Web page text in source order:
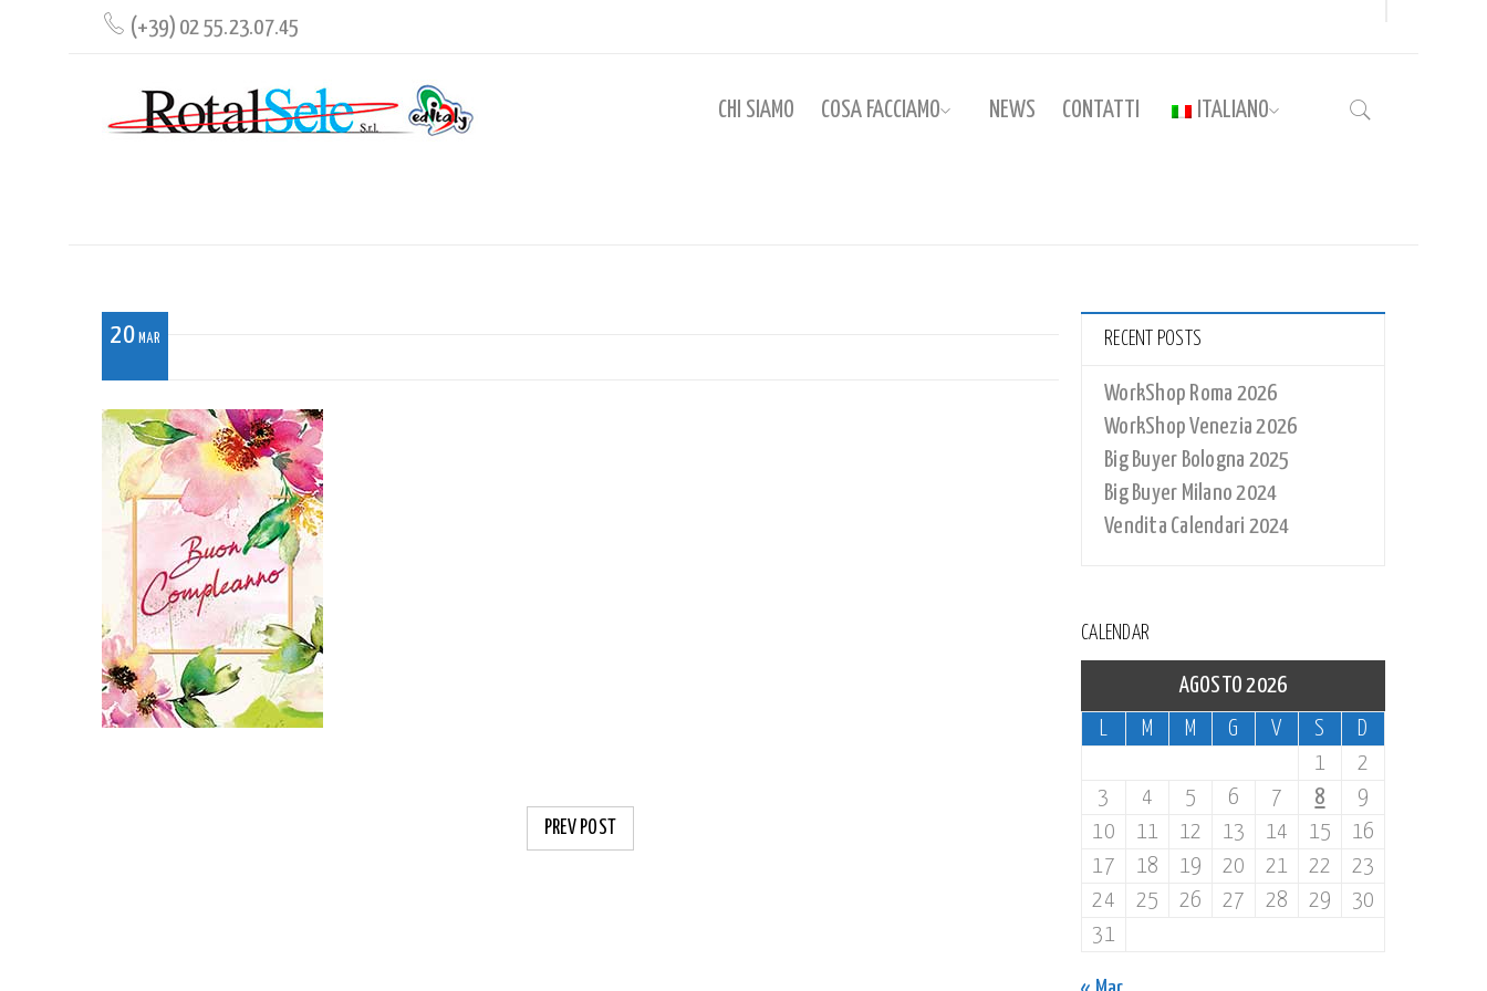
(+39) 02 55.23.07.45
CHI SIAMO COSA FACCIAMO NEWS CONTATTI ITALIANO
20 MAR
PREV POST
RECENT POSTS
WorkShop Roma 2026
WorkShop Venezia 2026
Big Buyer Bologna 2025
Big Buyer Milano 2024
Vendita Calendari 2024
CALENDAR
AGOSTO 2026
L
M M G V S
D
1
2
3
4 5 6 7 8
9
10
11 12 13 14 15
16
17
18 19 20 21 22
23
24
25 26 27 28 29
30
31